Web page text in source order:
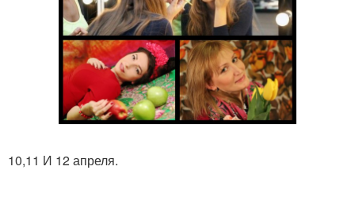
10,11 И 12 апреля.